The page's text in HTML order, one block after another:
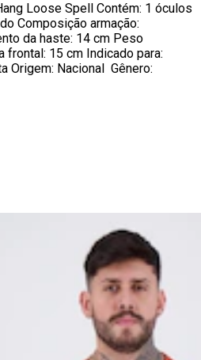
Loose Spell Contém: 1 óculos
Composição armação:
da haste: 14 cm Peso
frontal: 15 cm Indicado para:
Origem: Nacional Gênero: